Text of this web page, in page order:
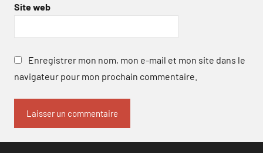
Site web
Enregistrer mon nom, mon e-mail et mon site dans le
navigateur pour mon prochain commentaire.